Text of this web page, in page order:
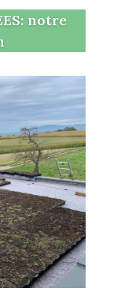
notre